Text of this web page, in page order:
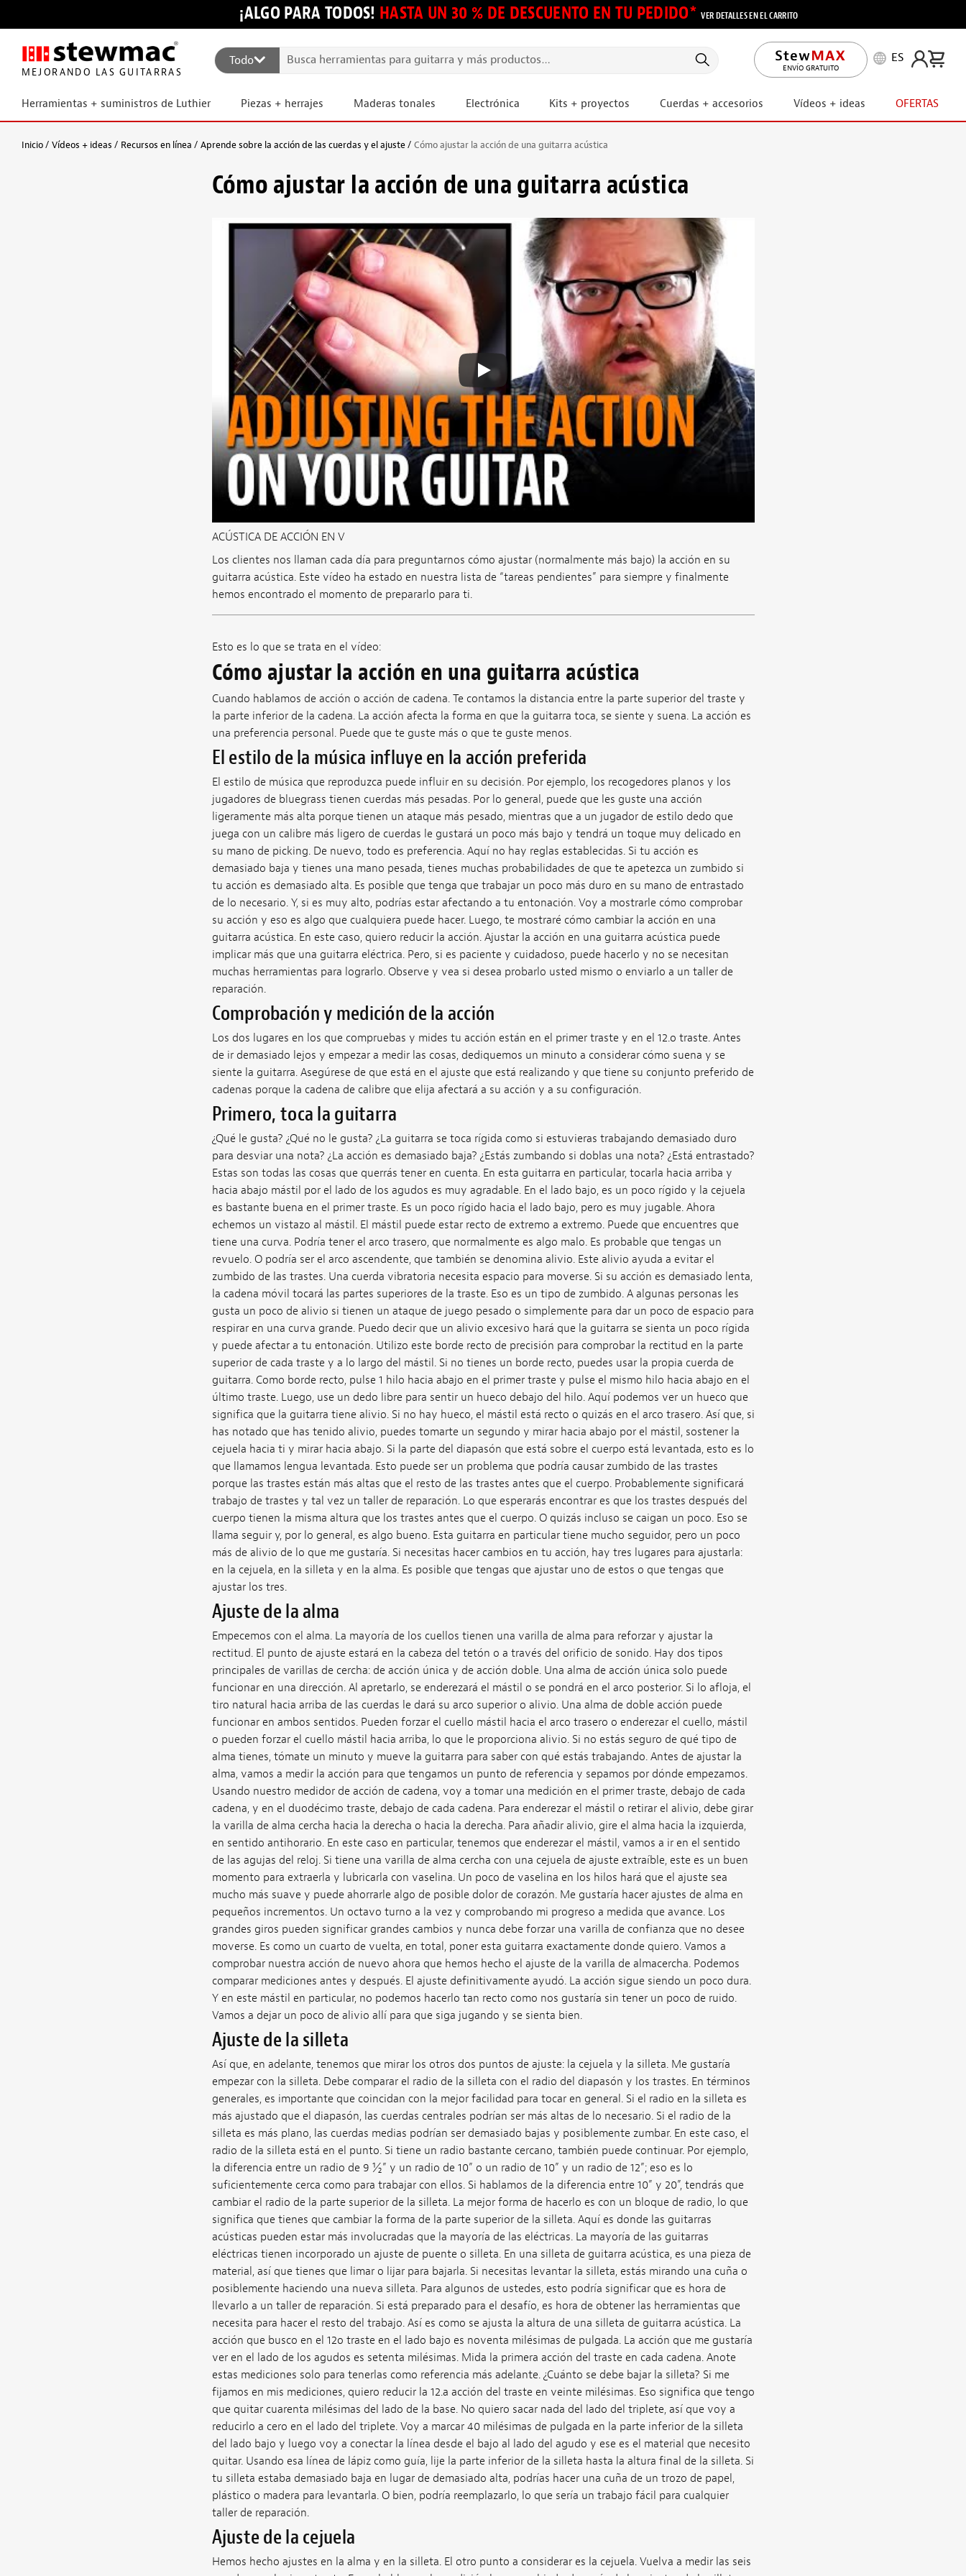
¡ALGO PARA TODOS! HASTA UN 30 % DE DESCUENTO EN TU PEDIDO*VER DETALLES EN EL CARRITO
MEJORANDO LAS GUITARRAS
Todo
ENVÍO GRATUITO
ES
Herramientas + suministros de Luthier Piezas + herrajes Maderas tonales Electrónica Kits + proyectos Cuerdas + accesorios Vídeos + ideas OFERTAS
Inicio Vídeos + ideas Recursos en línea Aprende sobre la acción de las cuerdas y el ajuste Cómo ajustar la acción de una guitarra acústica
Cómo ajustar la acción de una guitarra acústica
ACÚSTICA DE ACCIÓN EN V
Los clientes nos llaman cada día para preguntarnos cómo ajustar (normalmente más bajo) la acción en su
guitarra acústica. Este vídeo ha estado en nuestra lista de “tareas pendientes” para siempre y finalmente
hemos encontrado el momento de prepararlo para ti.
Esto es lo que se trata en el vídeo:
Cómo ajustar la acción en una guitarra acústica
Cuando hablamos de acción o acción de cadena. Te contamos la distancia entre la parte superior del traste y
la parte inferior de la cadena. La acción afecta la forma en que la guitarra toca, se siente y suena. La acción es
una preferencia personal. Puede que te guste más o que te guste menos.
El estilo de la música influye en la acción preferida
El estilo de música que reproduzca puede influir en su decisión. Por ejemplo, los recogedores planos y los
jugadores de bluegrass tienen cuerdas más pesadas. Por lo general, puede que les guste una acción
ligeramente más alta porque tienen un ataque más pesado, mientras que a un jugador de estilo dedo que
juega con un calibre más ligero de cuerdas le gustará un poco más bajo y tendrá un toque muy delicado en
su mano de picking. De nuevo, todo es preferencia. Aquí no hay reglas establecidas. Si tu acción es
demasiado baja y tienes una mano pesada, tienes muchas probabilidades de que te apetezca un zumbido si
tu acción es demasiado alta. Es posible que tenga que trabajar un poco más duro en su mano de entrastado
de lo necesario. Y, si es muy alto, podrías estar afectando a tu entonación. Voy a mostrarle cómo comprobar
su acción y eso es algo que cualquiera puede hacer. Luego, te mostraré cómo cambiar la acción en una
guitarra acústica. En este caso, quiero reducir la acción. Ajustar la acción en una guitarra acústica puede
implicar más que una guitarra eléctrica. Pero, si es paciente y cuidadoso, puede hacerlo y no se necesitan
muchas herramientas para lograrlo. Observe y vea si desea probarlo usted mismo o enviarlo a un taller de
reparación.
Comprobación y medición de la acción
Los dos lugares en los que compruebas y mides tu acción están en el primer traste y en el 12.o traste. Antes
de ir demasiado lejos y empezar a medir las cosas, dediquemos un minuto a considerar cómo suena y se
siente la guitarra. Asegúrese de que está en el ajuste que está realizando y que tiene su conjunto preferido de
cadenas porque la cadena de calibre que elija afectará a su acción y a su configuración.
Primero, toca la guitarra
¿Qué le gusta? ¿Qué no le gusta? ¿La guitarra se toca rígida como si estuvieras trabajando demasiado duro
para desviar una nota? ¿La acción es demasiado baja? ¿Estás zumbando si doblas una nota? ¿Está entrastado?
Estas son todas las cosas que querrás tener en cuenta. En esta guitarra en particular, tocarla hacia arriba y
hacia abajo mástil por el lado de los agudos es muy agradable. En el lado bajo, es un poco rígido y la cejuela
es bastante buena en el primer traste. Es un poco rígido hacia el lado bajo, pero es muy jugable. Ahora
echemos un vistazo al mástil. El mástil puede estar recto de extremo a extremo. Puede que encuentres que
tiene una curva. Podría tener el arco trasero, que normalmente es algo malo. Es probable que tengas un
revuelo. O podría ser el arco ascendente, que también se denomina alivio. Este alivio ayuda a evitar el
zumbido de las trastes. Una cuerda vibratoria necesita espacio para moverse. Si su acción es demasiado lenta,
la cadena móvil tocará las partes superiores de la traste. Eso es un tipo de zumbido. A algunas personas les
gusta un poco de alivio si tienen un ataque de juego pesado o simplemente para dar un poco de espacio para
respirar en una curva grande. Puedo decir que un alivio excesivo hará que la guitarra se sienta un poco rígida
y puede afectar a tu entonación. Utilizo este borde recto de precisión para comprobar la rectitud en la parte
superior de cada traste y a lo largo del mástil. Si no tienes un borde recto, puedes usar la propia cuerda de
guitarra. Como borde recto, pulse 1 hilo hacia abajo en el primer traste y pulse el mismo hilo hacia abajo en el
último traste. Luego, use un dedo libre para sentir un hueco debajo del hilo. Aquí podemos ver un hueco que
significa que la guitarra tiene alivio. Si no hay hueco, el mástil está recto o quizás en el arco trasero. Así que, si
has notado que has tenido alivio, puedes tomarte un segundo y mirar hacia abajo por el mástil, sostener la
cejuela hacia ti y mirar hacia abajo. Si la parte del diapasón que está sobre el cuerpo está levantada, esto es lo
que llamamos lengua levantada. Esto puede ser un problema que podría causar zumbido de las trastes
porque las trastes están más altas que el resto de las trastes antes que el cuerpo. Probablemente significará
trabajo de trastes y tal vez un taller de reparación. Lo que esperarás encontrar es que los trastes después del
cuerpo tienen la misma altura que los trastes antes que el cuerpo. O quizás incluso se caigan un poco. Eso se
llama seguir y, por lo general, es algo bueno. Esta guitarra en particular tiene mucho seguidor, pero un poco
más de alivio de lo que me gustaría. Si necesitas hacer cambios en tu acción, hay tres lugares para ajustarla:
en la cejuela, en la silleta y en la alma. Es posible que tengas que ajustar uno de estos o que tengas que
ajustar los tres.
Ajuste de la alma
Empecemos con el alma. La mayoría de los cuellos tienen una varilla de alma para reforzar y ajustar la
rectitud. El punto de ajuste estará en la cabeza del tetón o a través del orificio de sonido. Hay dos tipos
principales de varillas de cercha: de acción única y de acción doble. Una alma de acción única solo puede
funcionar en una dirección. Al apretarlo, se enderezará el mástil o se pondrá en el arco posterior. Si lo afloja, el
tiro natural hacia arriba de las cuerdas le dará su arco superior o alivio. Una alma de doble acción puede
funcionar en ambos sentidos. Pueden forzar el cuello mástil hacia el arco trasero o enderezar el cuello, mástil
o pueden forzar el cuello mástil hacia arriba, lo que le proporciona alivio. Si no estás seguro de qué tipo de
alma tienes, tómate un minuto y mueve la guitarra para saber con qué estás trabajando. Antes de ajustar la
alma, vamos a medir la acción para que tengamos un punto de referencia y sepamos por dónde empezamos.
Usando nuestro medidor de acción de cadena, voy a tomar una medición en el primer traste, debajo de cada
cadena, y en el duodécimo traste, debajo de cada cadena. Para enderezar el mástil o retirar el alivio, debe girar
la varilla de alma cercha hacia la derecha o hacia la derecha. Para añadir alivio, gire el alma hacia la izquierda,
en sentido antihorario. En este caso en particular, tenemos que enderezar el mástil, vamos a ir en el sentido
de las agujas del reloj. Si tiene una varilla de alma cercha con una cejuela de ajuste extraíble, este es un buen
momento para extraerla y lubricarla con vaselina. Un poco de vaselina en los hilos hará que el ajuste sea
mucho más suave y puede ahorrarle algo de posible dolor de corazón. Me gustaría hacer ajustes de alma en
pequeños incrementos. Un octavo turno a la vez y comprobando mi progreso a medida que avance. Los
grandes giros pueden significar grandes cambios y nunca debe forzar una varilla de confianza que no desee
moverse. Es como un cuarto de vuelta, en total, poner esta guitarra exactamente donde quiero. Vamos a
comprobar nuestra acción de nuevo ahora que hemos hecho el ajuste de la varilla de almacercha. Podemos
comparar mediciones antes y después. El ajuste definitivamente ayudó. La acción sigue siendo un poco dura.
Y en este mástil en particular, no podemos hacerlo tan recto como nos gustaría sin tener un poco de ruido.
Vamos a dejar un poco de alivio allí para que siga jugando y se sienta bien.
Ajuste de la silleta
Así que, en adelante, tenemos que mirar los otros dos puntos de ajuste: la cejuela y la silleta. Me gustaría
empezar con la silleta. Debe comparar el radio de la silleta con el radio del diapasón y los trastes. En términos
generales, es importante que coincidan con la mejor facilidad para tocar en general. Si el radio en la silleta es
más ajustado que el diapasón, las cuerdas centrales podrían ser más altas de lo necesario. Si el radio de la
silleta es más plano, las cuerdas medias podrían ser demasiado bajas y posiblemente zumbar. En este caso, el
radio de la silleta está en el punto. Si tiene un radio bastante cercano, también puede continuar. Por ejemplo,
la diferencia entre un radio de 9 ½” y un radio de 10” o un radio de 10” y un radio de 12”; eso es lo
suficientemente cerca como para trabajar con ellos. Si hablamos de la diferencia entre 10” y 20”, tendrás que
cambiar el radio de la parte superior de la silleta. La mejor forma de hacerlo es con un bloque de radio, lo que
significa que tienes que cambiar la forma de la parte superior de la silleta. Aquí es donde las guitarras
acústicas pueden estar más involucradas que la mayoría de las eléctricas. La mayoría de las guitarras
eléctricas tienen incorporado un ajuste de puente o silleta. En una silleta de guitarra acústica, es una pieza de
material, así que tienes que limar o lijar para bajarla. Si necesitas levantar la silleta, estás mirando una cuña o
posiblemente haciendo una nueva silleta. Para algunos de ustedes, esto podría significar que es hora de
llevarlo a un taller de reparación. Si está preparado para el desafío, es hora de obtener las herramientas que
necesita para hacer el resto del trabajo. Así es como se ajusta la altura de una silleta de guitarra acústica. La
acción que busco en el 12o traste en el lado bajo es noventa milésimas de pulgada. La acción que me gustaría
ver en el lado de los agudos es setenta milésimas. Mida la primera acción del traste en cada cadena. Anote
estas mediciones solo para tenerlas como referencia más adelante. ¿Cuánto se debe bajar la silleta? Si me
fijamos en mis mediciones, quiero reducir la 12.a acción del traste en veinte milésimas. Eso significa que tengo
que quitar cuarenta milésimas del lado de la base. No quiero sacar nada del lado del triplete, así que voy a
reducirlo a cero en el lado del triplete. Voy a marcar 40 milésimas de pulgada en la parte inferior de la silleta
del lado bajo y luego voy a conectar la línea desde el bajo al lado del agudo y ese es el material que necesito
quitar. Usando esa línea de lápiz como guía, lije la parte inferior de la silleta hasta la altura final de la silleta. Si
tu silleta estaba demasiado baja en lugar de demasiado alta, podrías hacer una cuña de un trozo de papel,
plástico o madera para levantarla. O bien, podría reemplazarlo, lo que sería un trabajo fácil para cualquier
taller de reparación.
Ajuste de la cejuela
Hemos hecho ajustes en la alma y en la silleta. El otro punto a considerar es la cejuela. Vuelva a medir las seis